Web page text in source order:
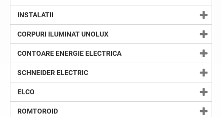
INSTALATII
CORPURI ILUMINAT UNOLUX
CONTOARE ENERGIE ELECTRICA
SCHNEIDER ELECTRIC
ELCO
ROMTOROID